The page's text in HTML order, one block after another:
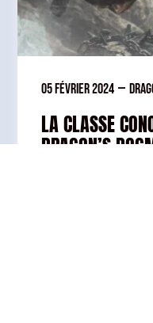
05 février 2024 —
LA CLASSE
DRAGON’S